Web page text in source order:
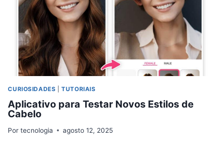
CURIOSIDADES |TUTORIAIS
Aplicativo para Testar Novos Estilos de
Cabelo
Por tecnologia agosto 12, 2025